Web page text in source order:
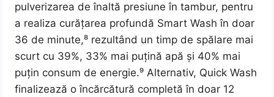
pulverizarea de înaltă presiune în tambur, pentru
a realiza curățarea profundă Smart Wash în doar
36 de minute,⁸ rezultând un timp de spălare mai
scurt cu 39%, 33% mai puțină apă și 40% mai
puțin consum de energie.⁹ Alternativ, Quick Wash
finalizează o încărcătură completă în doar 12